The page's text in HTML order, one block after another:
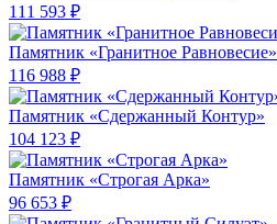
111 593 ₽
Памятник «Гранитное Равновесие»
116 988 ₽
Памятник «Сдержанный Контур»
104 123 ₽
Памятник «Строгая Арка»
96 653 ₽